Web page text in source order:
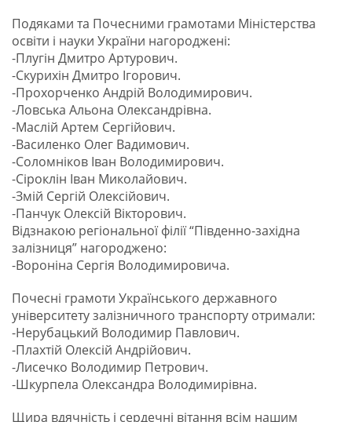
Подяками та Почесними грамотами Міністерства
освіти і науки України нагороджені:
-Плугін Дмитро Артурович.
-Скурихін Дмитро Ігорович.
-Прохорченко Андрій Володимирович.
-Ловська Альона Олександрівна.
-Маслій Артем Сергійович.
-Василенко Олег Вадимович.
-Соломніков Іван Володимирович.
-Сіроклін Іван Миколайович.
-Змій Сергій Олексійович.
-Панчук Олексій Вікторович.
Відзнакою регіональної філії “Південно-західна
залізниця” нагороджено:
-Вороніна Сергія Володимировича.
Почесні грамоти Українського державного
університету залізничного транспорту отримали:
-Нерубацький Володимир Павлович.
-Плахтій Олексій Андрійович.
-Лисечко Володимир Петрович.
-Шкурпела Олександра Володимирівна.
Щира вдячність і сердечні вітання всім нашим